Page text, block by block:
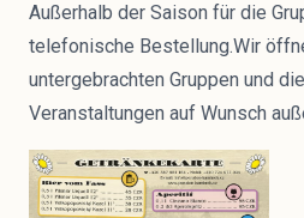
Außerhalb der Saison für die
telefonische Bestellung.Wir
untergebrachten Gruppen und
Veranstaltungen auf Wunsch